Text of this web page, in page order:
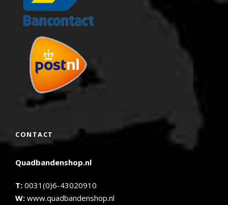
CONTACT
Quadbandenshop.nl
T: 0031(0)6-43020910
W: www.quadbandenshop.nl